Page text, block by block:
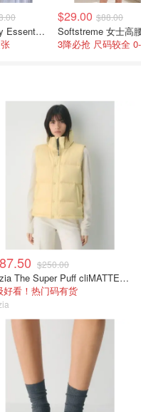
lululemon City Essentials 肩背包 4L
$29.00 $88.00
$250.00
Aritzia The Super Puff cliMATTE马甲
好看！热门码有货